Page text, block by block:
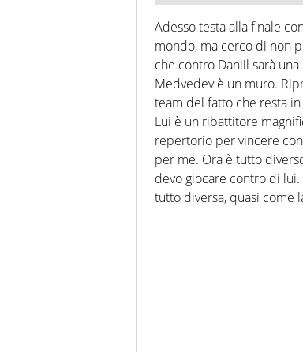
Adesso testa alla finale
mondo, ma cerco di non
che contro Daniil sarà
Medvedev è un muro.
team del fatto che resta
Lui è un ribattitore
repertorio per vincere
per me. Ora è tutto
devo giocare contro di
tutto diversa, quasi come